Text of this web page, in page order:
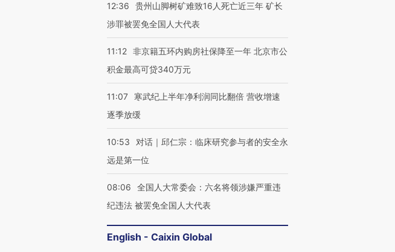
12:36
贵州山脚树矿难致16人死亡近三年 矿长
涉罪被罢免全国人大代表
11:12 非京籍五环内购房社保降至一年 北京市公
积金最高可贷340万元
11:07
寒武纪上半年净利润同比翻倍 营收增速
逐季放缓
10:53
对话｜邱仁宗：临床研究参与者的安全永
远是第一位
08:06
全国人大常委会：六名将领涉嫌严重违
纪违法 被罢免全国人大代表
English - Caixin Global